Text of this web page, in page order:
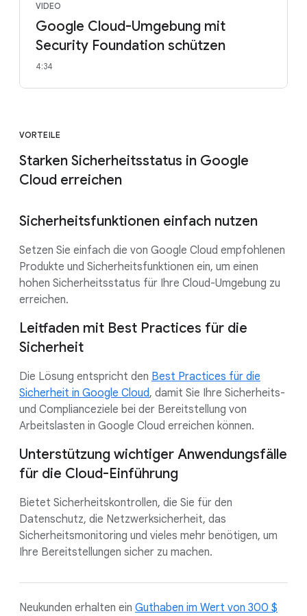
VIDEO
Google Cloud-Umgebung mit
Security Foundation schützen
4:34
VORTEILE
Starken Sicherheitsstatus in Google
Cloud erreichen
Sicherheitsfunktionen einfach nutzen
Setzen Sie einfach die von Google Cloud empfohlenen
Produkte und Sicherheitsfunktionen ein, um einen
hohen Sicherheitsstatus für Ihre Cloud-Umgebung zu
erreichen.
Leitfaden mit Best Practices für die
Sicherheit
Die Lösung entspricht den Best Practices für die
Sicherheit in Google Cloud, damit Sie Ihre Sicherheits-
und Complianceziele bei der Bereitstellung von
Arbeitslasten in Google Cloud erreichen können.
Unterstützung wichtiger Anwendungsfälle
für die Cloud-Einführung
Bietet Sicherheitskontrollen, die Sie für den
Datenschutz, die Netzwerksicherheit, das
Sicherheitsmonitoring und vieles mehr benötigen, um
Ihre Bereitstellungen sicher zu machen.
Neukunden erhalten ein Guthaben im Wert von 300 $